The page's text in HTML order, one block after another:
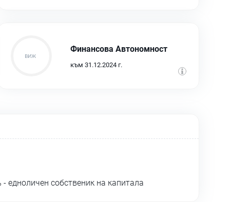
Финансова Автономност
към 31.12.2024 г.
- едноличен собственик на капитала